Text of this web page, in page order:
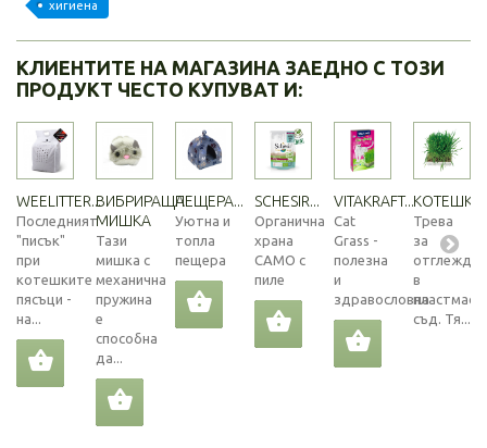
хигиена
КЛИЕНТИТЕ НА МАГАЗИНА ЗАЕДНО С ТОЗИ
ПРОДУКТ ЧЕСТО КУПУВАТ И:
WEELITTER...
Последният
"писък"
при
котешките
пясъци -
на...
ВИБРИРАЩА
МИШКА
Тази
мишка с
механична
пружина
е
способна
да...
ПЕЩЕРА...
Уютна и
топла
пещера
SCHESIR...
Органична
храна
САМО с
пиле
VITAKRAFT...
Cat
Grass -
полезна
и
здравословна
Трева
за
в
съд. Тя...